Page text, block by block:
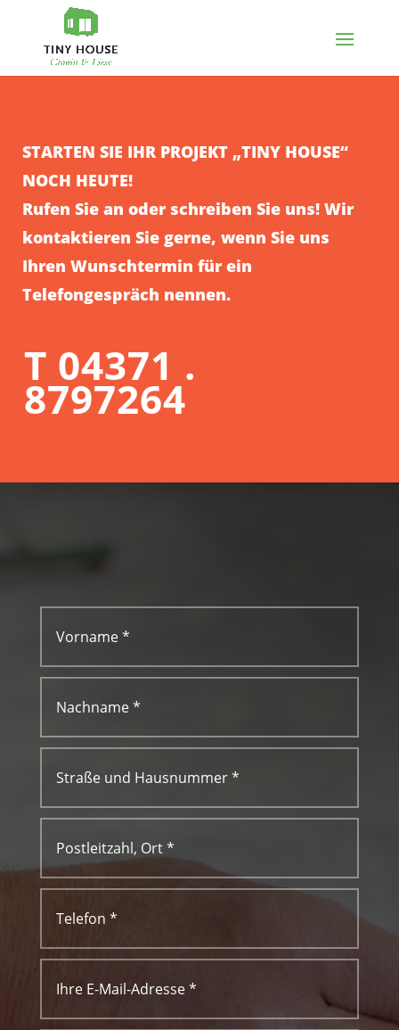
STARTEN SIE IHR PROJEKT „TINY HOUSE“
NOCH HEUTE!
Rufen Sie an oder schreiben Sie uns! Wir
kontaktieren Sie gerne, wenn Sie uns
Ihren Wunschtermin für ein
Telefongespräch nennen.
T 04371 .
8797264